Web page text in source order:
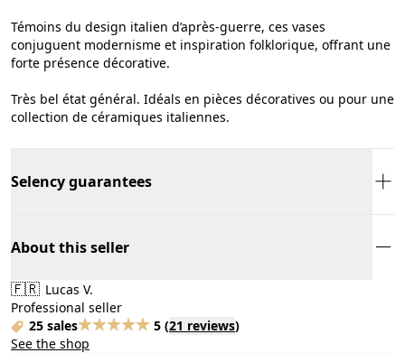
Témoins du design italien d’après-guerre, ces vases
conjuguent modernisme et inspiration folklorique, offrant une
forte présence décorative.
Très bel état général. Idéals en pièces décoratives ou pour une
collection de céramiques italiennes.
Selency guarantees
About this seller
🇫🇷 Lucas V.
Professional seller
25 sales
5 (21 reviews)
See the shop